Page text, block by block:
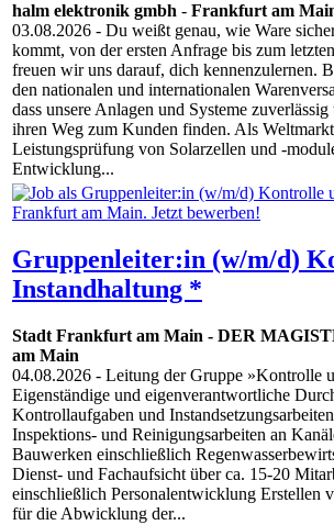
halm elektronik gmbh - Frankfurt am
03.08.2026 - Du weißt genau, wie Ware
kommt, von der ersten Anfrage bis zum
freuen wir uns darauf, dich kennenzulernen.
den nationalen und internationalen
dass unsere Anlagen und Systeme
ihren Weg zum Kunden finden. Als
Leistungsprüfung von Solarzellen und -
Entwicklung...
Gruppenleiter:in (w/m/d)
Instandhaltung *
Stadt Frankfurt am Main - DER
am Main
04.08.2026 - Leitung der Gruppe »Kontrolle
Eigenständige und eigenverantwortliche
Kontrollaufgaben und
Inspektions- und Reinigungsarbeiten an
Bauwerken einschließlich
Dienst- und Fachaufsicht über ca. 15-20
einschließlich Personalentwicklung Erstellen
für die Abwicklung der...